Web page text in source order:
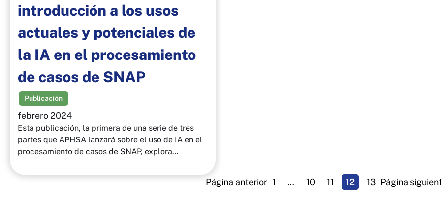
introducción a los usos
actuales y potenciales de
la IA en el procesamiento
de casos de SNAP
Publicación
febrero 2024
Esta publicación, la primera de una serie de tres
partes que APHSA lanzará sobre el uso de IA en el
procesamiento de casos de SNAP, explora…
Página anterior 1 … 10 11 12 13 Página